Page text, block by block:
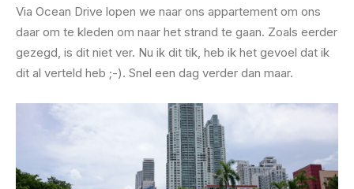
Via Ocean Drive lopen we naar ons appartement om ons
daar om te kleden om naar het strand te gaan. Zoals eerder
gezegd, is dit niet ver. Nu ik dit tik, heb ik het gevoel dat ik
dit al verteld heb ;-). Snel een dag verder dan maar.